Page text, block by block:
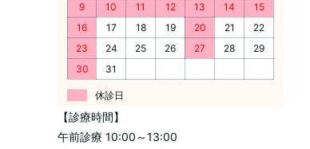
9
10 11 12 13 14
15
16
17 18 19 20 21
22
23
24 25 26 27 28
29
30
31
休診日
【診療時間】
午前診療 10:00～13:00